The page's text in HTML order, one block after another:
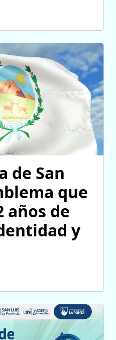
de San
que
años de
y